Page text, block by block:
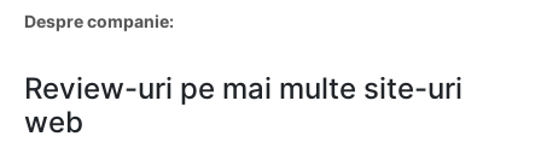
Despre companie:
Review-uri pe mai multe site-uri
web